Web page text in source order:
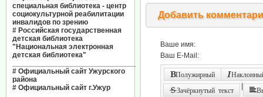
специальная библиотека - центр
социокультурной реабилитации
инвалидов по зрению
# Российская государственная
детская библиотека
"Национальная электронная
детская библиотека"
# Официальный сайт Ужурского
района
# Официальный сайт г.Ужур
Добавить
Ваше имя:
Ваш E-Mail:
Полужирный
Зачёркнутый текст